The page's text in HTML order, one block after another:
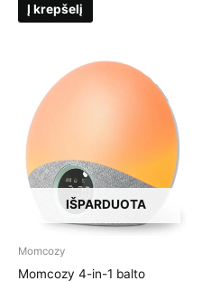
Į krepšelį
IŠPARDUOTA
Momcozy
Momcozy 4-in-1 balto